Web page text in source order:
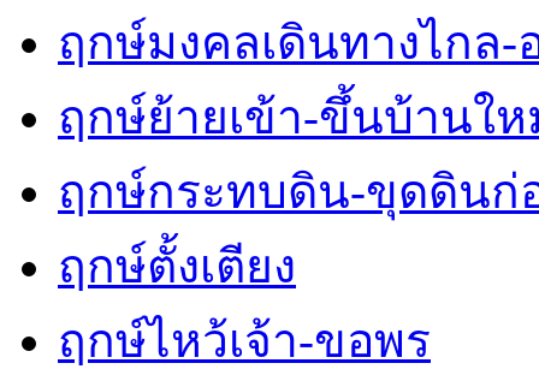
ฤกษ์มงคลเดินทางไกล-
ฤกษ์ย้ายเข้า-ขึ้นบ้านใ
ฤกษ์กระทบดิน-ขุดดินก่
ฤกษ์ตั้งเตียง
ฤกษ์ไหว้เจ้า-ขอพร